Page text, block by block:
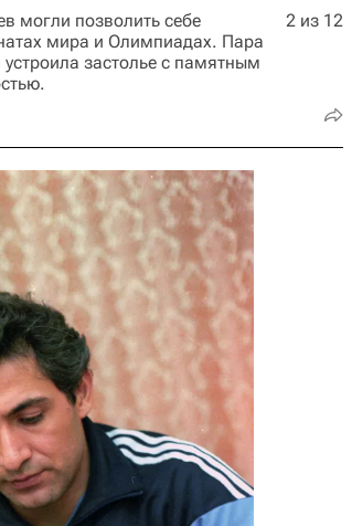
могли позволить себе
мира и Олимпиадах. Пара
застолье с памятным
2 из 12